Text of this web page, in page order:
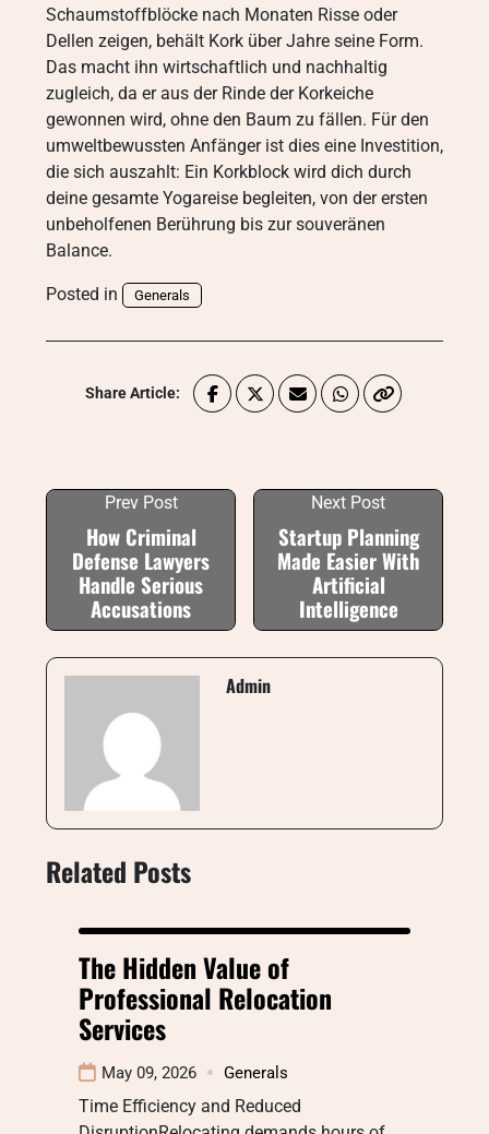
Schaumstoffblöcke nach Monaten Risse oder
Dellen zeigen, behält Kork über Jahre seine Form.
Das macht ihn wirtschaftlich und nachhaltig
zugleich, da er aus der Rinde der Korkeiche
gewonnen wird, ohne den Baum zu fällen. Für den
umweltbewussten Anfänger ist dies eine Investition,
die sich auszahlt: Ein Korkblock wird dich durch
deine gesamte Yogareise begleiten, von der ersten
unbeholfenen Berührung bis zur souveränen
Balance.
Posted in Generals
Share Article:
Prev Post
How Criminal
Defense Lawyers
Handle Serious
Accusations
Next Post
Startup Planning
Made Easier With
Artificial
Intelligence
Admin
Related Posts
The Hidden Value of
Professional Relocation
Services
May 09, 2026 Generals
Time Efficiency and Reduced